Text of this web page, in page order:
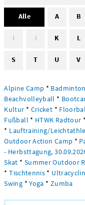
Alle A B
I J K L
S T U V
Alpine Camp * Badminton
Beachvolleyball *
Kultur * Cricket *
Fußball * HTWK Radtour *
* Lauftraining/
Outdoor Action Camp *
- Herbsttagung,
Skat * Summer Outdoor
* Tischtennis *
Swing * Yoga * Zumba